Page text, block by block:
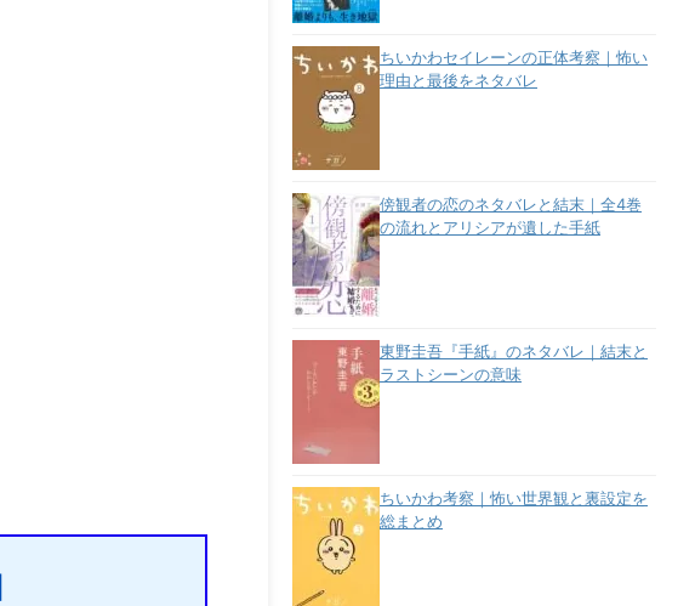
ちいかわセイレーンの正体考察｜怖い
理由と最後をネタバレ
傍観者の恋のネタバレと結末｜全4巻
の流れとアリシアが遺した手紙
東野圭吾『手紙』のネタバレ｜結末と
ラストシーンの意味
ちいかわ考察｜怖い世界観と裏設定を
総まとめ